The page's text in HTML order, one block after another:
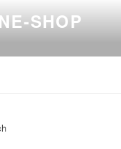
SHOP